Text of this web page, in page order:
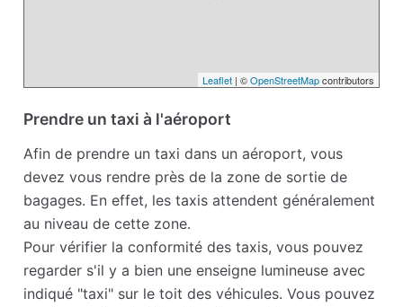
Leaflet| ©OpenStreetMapcontributors
Prendre un taxi à l'aéroport
Afin de prendre un taxi dans un aéroport, vous
devez vous rendre près de la zone de sortie de
bagages. En effet, les taxis attendent généralement
au niveau de cette zone.
Pour vérifier la conformité des taxis, vous pouvez
regarder s'il y a bien une enseigne lumineuse avec
indiqué "taxi" sur le toit des véhicules. Vous pouvez